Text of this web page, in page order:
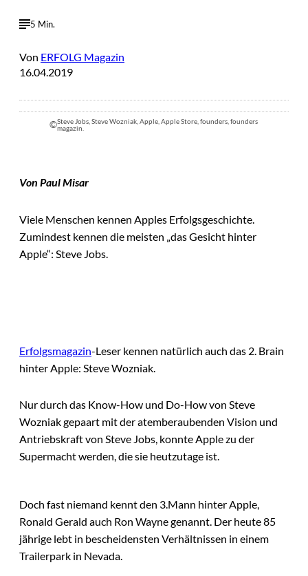
5 Min.
Von ERFOLG Magazin
16.04.2019
©Steve Jobs, Steve Wozniak, Apple, Apple Store, founders, founders
magazin.
Von Paul Misar
Viele Menschen kennen Apples Erfolgsgeschichte.
Zumindest kennen die meisten „das Gesicht hinter
Apple“: Steve Jobs.
Erfolgsmagazin-Leser kennen natürlich auch das 2. Brain
hinter Apple: Steve Wozniak.
Nur durch das Know-How und Do-How von Steve
Wozniak gepaart mit der atemberaubenden Vision und
Antriebskraft von Steve Jobs, konnte Apple zu der
Supermacht werden, die sie heutzutage ist.
Doch fast niemand kennt den 3.Mann hinter Apple,
Ronald Gerald auch Ron Wayne genannt. Der heute 85
jährige lebt in bescheidensten Verhältnissen in einem
Trailerpark in Nevada.